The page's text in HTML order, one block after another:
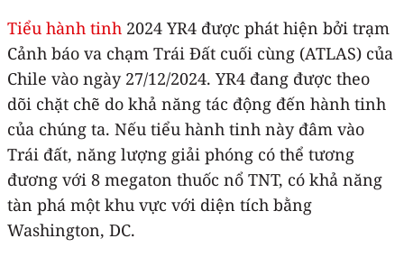
Tiểu hành tinh 2024 YR4 được phát hiện bởi trạm
Cảnh báo va chạm Trái Đất cuối cùng (ATLAS) của
Chile vào ngày 27/12/2024. YR4 đang được theo
dõi chặt chẽ do khả năng tác động đến hành tinh
của chúng ta. Nếu tiểu hành tinh này đâm vào
Trái đất, năng lượng giải phóng có thể tương
đương với 8 megaton thuốc nổ TNT, có khả năng
tàn phá một khu vực với diện tích bằng
Washington, DC.